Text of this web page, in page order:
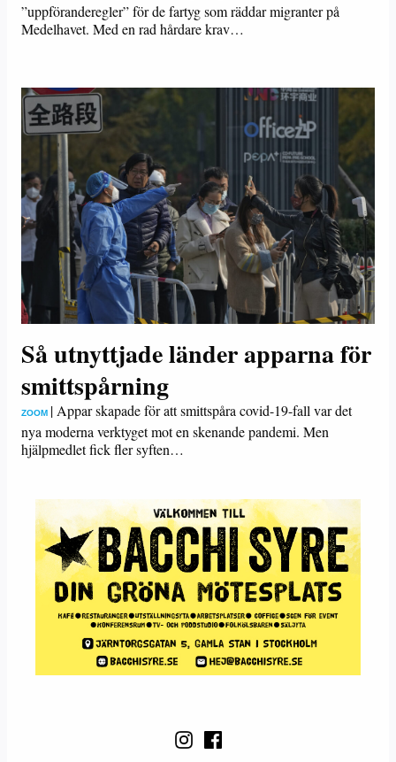
”uppföranderegler” för de fartyg som räddar migranter på
Medelhavet. Med en rad hårdare krav…
Så utnyttjade länder apparna för
smittspårning
ZOOM | Appar skapade för att smittspåra covid-19-fall var det
nya moderna verktyget mot en skenande pandemi. Men
hjälpmedlet fick fler syften…